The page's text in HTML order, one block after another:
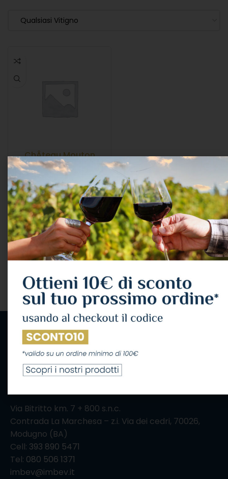
Qualsiasi Vitigno
ChÂteau Mouton
Rothschild 2019 –
Cassetta Legno Cl.75
Vini rossi da collezione,
VINI FRANCESI,VINO
ROSSO
Château Mouton
Rothschild
698,00€ IVA Inclusa
IL CONSUMO ECCESSIVO DI ALCOL NUOCE ALLA
Via Bitritto km. 7 + 800 s.n.c.
Contrada La Marchesa – z.i. Via dei cedri, 70026,
Modugno (BA)
Cell: 393 890 5471
Tel: 080 506 1371
imbev@imbev.it